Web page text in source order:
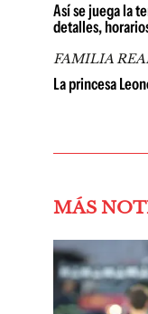
Así se juega la
detalles,
FAMILIA
La princesa
MÁS